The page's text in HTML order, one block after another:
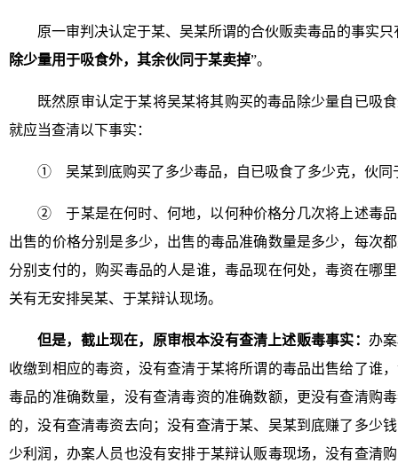
原一审判决认定于某、吴某所谓的合伙贩卖毒品的事实
除少量用于吸食外，其余伙同于某卖掉”。
既然原审认定于某将吴某将其购买的毒品除少量自已吸
就应当查清以下事实：
① 吴某到底购买了多少毒品，自已吸食了多少克，伙同
② 于某是在何时、何地，以何种价格分几次将上述毒
出售的价格分别是多少，出售的毒品准确数量是多少，每次
分别支付的，购买毒品的人是谁，毒品现在何处，毒资在哪
关有无安排吴某、于某辩认现场。
但是，截止现在，原审根本没有查清上述贩毒事实： 办
收缴到相应的毒资，没有查清于某将所谓的毒品出售给了谁
毒品的准确数量，没有查清毒资的准确数额，更没有查清购
的，没有查清毒资去向；没有查清于某、吴某到底赚了多少
少利润，办案人员也没有安排于某辩认贩毒现场，没有查清